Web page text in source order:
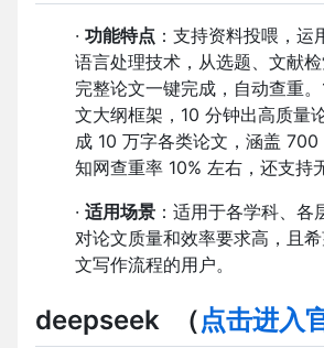
· 功能特点 ：支持资料投喂，运
语言处理技术，从选题、文献
完整论文一键完成，自动查重
文大纲框架，10 分钟出高质量
成 10 万字各类论文，涵盖 700
知网查重率 10% 左右，还支持
· 适用场景 ：适用于各学科、各
对论文质量和效率要求高，且
文写作流程的用户。
deepseek （点击进入